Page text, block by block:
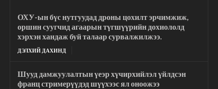
ОХУ-ын бүс нутгуудад дроны цохилт эрчимжиж,
оршин суугчид агаарын түгшүүрийн дохиололд
хэрхэн хандаж буй талаар сурвалжилжээ.
ДЭЛХИЙ ДАХИНД
Шууд дамжуулалтын үеэр хүчирхийлэл үйлдсэн
франц стримерүүдэд шүүхээс ял оноожээ